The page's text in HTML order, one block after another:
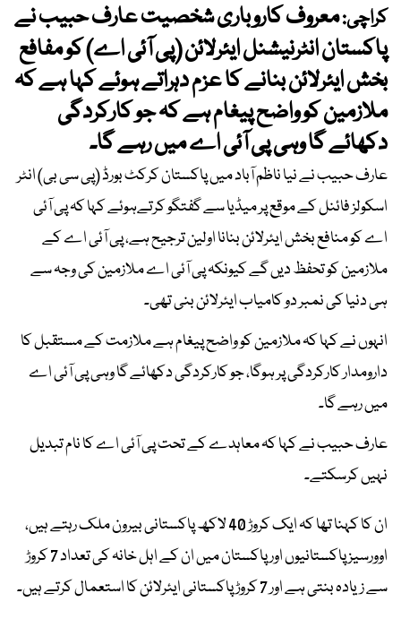
کراچی:معروف کاروباری شخصیت عارف حبیب نے
پاکستان انٹرنیشنل ایئرلائن (پی آئی اے) کو مفافع
بخش ایئرلائن بنانے کا عزم دہراتے ہوئے کہا ہے کہ
ملازمین کو واضح پیغام ہے کہ جو کارکردگی
دکھائے گا وہی پی آئی اے میں رہے گا۔
عارف حبیب نے نیا ناظم آباد میں پاکستان کرکٹ بورڈ (پی سی بی) انٹر
اسکولز فائنل کے موقع پر میڈیا سے گفتگو کرتےہوئے کہا کہ پی آئی
اے کو منافع بخش ایئرلائن بنانا اولین ترجیح ہے، پی آئی اے کے
ملازمین کو تحفظ دیں گے کیونکہ پی آئی اے ملازمین کی وجہ سے
ہی دنیا کی نمبر دو کامیاب ایئرلائن بنی تھی۔
انہوں نے کہا کہ ملازمین کو واضح پیغام ہے ملازمت کے مستقبل کا
دارومدار کارکردگی پر ہوگا، جو کارکردگی دکھائے گا وہی پی آئی اے
میں رہے گا۔
عارف حبیب نے کہا کہ معاہدے کے تحت پی آئی اے کا نام تبدیل
نہیں کرسکتے۔
ان کا کہنا تھا کہ ایک کروڑ 40 لاکھ پاکستانی بیرون ملک رہتے ہیں،
اوورسیز پاکستانیوں اور پاکستان میں ان کے اہل خانہ کی تعداد 7 کروڑ
سے زیادہ بنتی ہے اور 7 کروڑ پاکستانی ایئرلائن کا استعمال کرتے ہیں۔